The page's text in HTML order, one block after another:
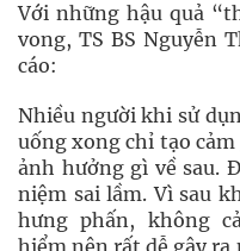
Với những hậu quả
vong, TS BS Nguyễn
cáo:
Nhiều người khi sử
uống xong chỉ tạo
ảnh hưởng gì về sau.
niệm sai lầm. Vì sau
hưng phấn, không